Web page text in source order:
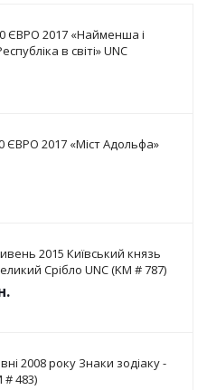
ЄВРО 2017 «Найменша і
в світі» UNC
ЄВРО 2017 «Міст Адольфа»
2015 Київський князь
Срібло UNC (KM # 787)
2008 року Знаки зодіаку -
# 483)